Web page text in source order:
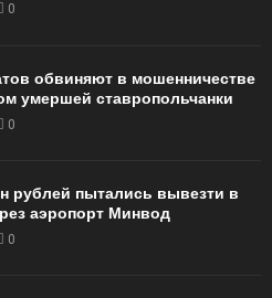
0
обвиняют в мошенничестве
умершей ставропольчанки
0
рублей пытались вывезти в
аэропорт Минвод
0